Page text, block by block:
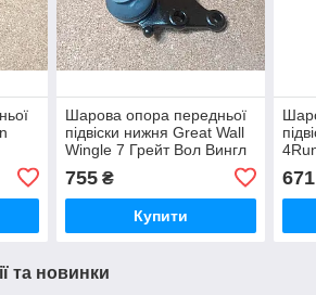
Шарова опора передньої
підвіски нижня Great Wall
Wingle 7 Грейт Вол Вингл
755₴
Купити
671
та новинки